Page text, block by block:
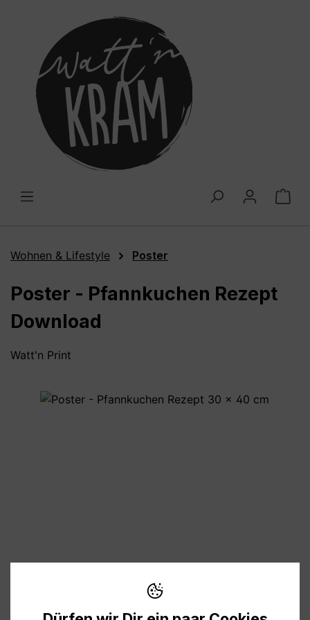
Wohnen & Lifestyle Poster
Poster - Pfannkuchen Rezept
Download
Watt'n Print
Bildergalerie überspringen
Preise inkl. MwSt. zzgl. Versandkosten